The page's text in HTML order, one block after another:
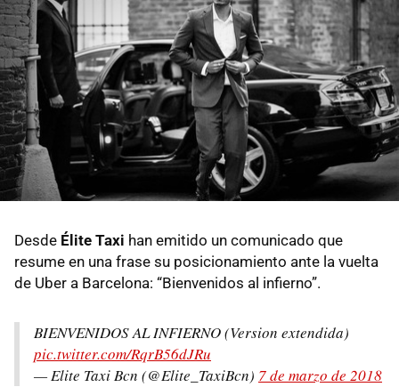
Desde Élite Taxi han emitido un comunicado que
resume en una frase su posicionamiento ante la vuelta
de Uber a Barcelona: “Bienvenidos al infierno”.
BIENVENIDOS AL INFIERNO (Version extendida)
pic.twitter.com/RqrB56dJRu
— Elite Taxi Bcn (@Elite_TaxiBcn) 7 de marzo de 2018